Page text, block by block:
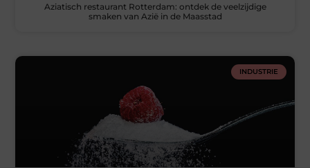
Aziatisch restaurant Rotterdam: ontdek de veelzijdige
smaken van Azië in de Maasstad
INDUSTRIE